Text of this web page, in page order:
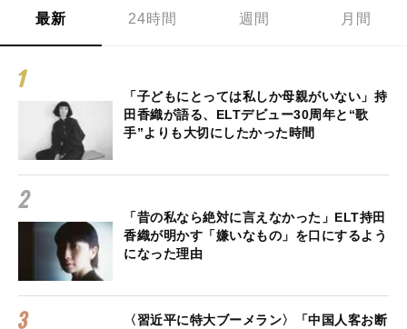
最新 24時間 週間 月間
「子どもにとっては私しか母親がいない」持
田香織が語る、ELTデビュー30周年と“歌
手”よりも大切にしたかった時間
「昔の私なら絶対に言えなかった」ELT持田
香織が明かす「嫌いなもの」を口にするよう
になった理由
〈習近平に特大ブーメラン〉「中国人客お断